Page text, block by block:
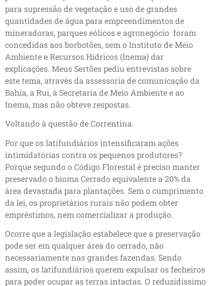
para supressão de vegetação e uso de grandes
quantidades de água para empreendimentos de
mineradoras, parques eólicos e agronegócio foram
concedidas aos borbotões, sem o Instituto de Meio
Ambiente e Recursos Hídricos (Inema) dar
explicações. Meus Sertões pediu entrevistas sobre
este tema, através da assessoria de comunicação da
Bahia, a Rui, à Secretaria de Meio Ambiente e ao
Inema, mas não obteve respostas.
Voltando à questão de Correntina.
Por que os latifundiários intensificaram ações
intimidatórias contra os pequenos produtores?
Porque segundo o Código Florestal é preciso manter
preservado o bioma Cerrado equivalente a 20% da
área devastada para plantações. Sem o cumprimento
da lei, os proprietários rurais não podem obter
empréstimos, nem comercializar a produção.
Ocorre que a legislação estabelece que a preservação
pode ser em qualquer área do cerrado, não
necessariamente nas grandes fazendas. Sendo
assim, os latifundiários querem expulsar os fecheiros
para poder ocupar as terras intactas. O reduzidíssimo